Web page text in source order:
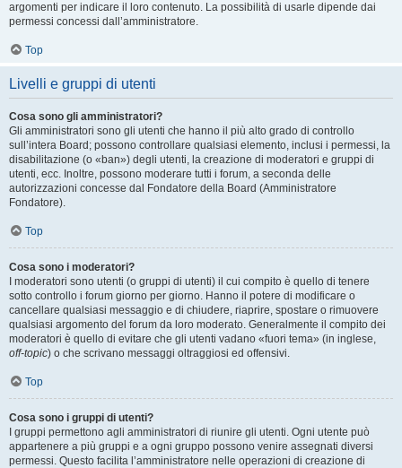
argomenti per indicare il loro contenuto. La possibilità di usarle dipende dai
permessi concessi dall’amministratore.
Top
Livelli e gruppi di utenti
Cosa sono gli amministratori?
Gli amministratori sono gli utenti che hanno il più alto grado di controllo
sull’intera Board; possono controllare qualsiasi elemento, inclusi i permessi, la
disabilitazione (o «ban») degli utenti, la creazione di moderatori e gruppi di
utenti, ecc. Inoltre, possono moderare tutti i forum, a seconda delle
autorizzazioni concesse dal Fondatore della Board (Amministratore
Fondatore).
Top
Cosa sono i moderatori?
I moderatori sono utenti (o gruppi di utenti) il cui compito è quello di tenere
sotto controllo i forum giorno per giorno. Hanno il potere di modificare o
cancellare qualsiasi messaggio e di chiudere, riaprire, spostare o rimuovere
qualsiasi argomento del forum da loro moderato. Generalmente il compito dei
moderatori è quello di evitare che gli utenti vadano «fuori tema» (in inglese,
off-topic) o che scrivano messaggi oltraggiosi ed offensivi.
Top
Cosa sono i gruppi di utenti?
I gruppi permettono agli amministratori di riunire gli utenti. Ogni utente può
appartenere a più gruppi e a ogni gruppo possono venire assegnati diversi
permessi. Questo facilita l’amministratore nelle operazioni di creazione di